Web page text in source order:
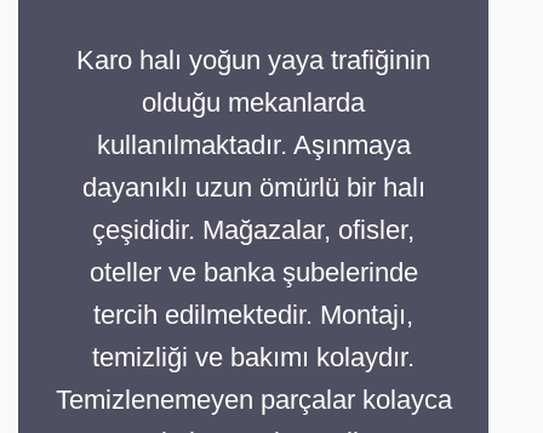
Karo halı yoğun yaya trafiğinin
olduğu mekanlarda
kullanılmaktadır. Aşınmaya
dayanıklı uzun ömürlü bir halı
çeşididir. Mağazalar, ofisler,
oteller ve banka şubelerinde
tercih edilmektedir. Montajı,
temizliği ve bakımı kolaydır.
Temizlenemeyen parçalar kolayca